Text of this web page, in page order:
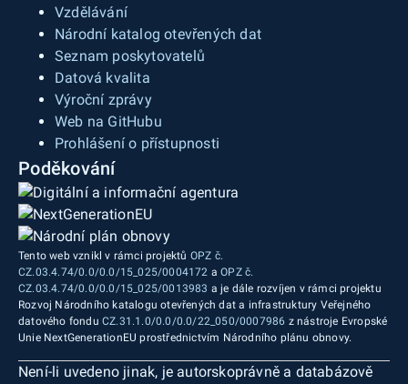
Vzdělávání
Národní katalog otevřených dat
Seznam poskytovatelů
Datová kvalita
Výroční zprávy
Web na GitHubu
Prohlášení o přístupnosti
Poděkování
Tento web vznikl v rámci projektů OPZ č.
CZ.03.4.74/0.0/0.0/15_025/0004172 aOPZ č.
CZ.03.4.74/0.0/0.0/15_025/0013983 a je dále rozvíjen v rámci projektu
Rozvoj Národního katalogu otevřených dat a infrastruktury Veřejného
datového fondu CZ.31.1.0/0.0/0.0/22_050/0007986 z nástroje Evropské
Unie NextGenerationEU prostřednictvím Národního plánu obnovy.
Není-li uvedeno jinak, je autorskoprávně a databázově